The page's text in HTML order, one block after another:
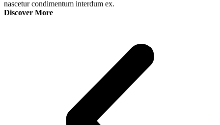
nascetur condimentum interdum ex.
Discover More